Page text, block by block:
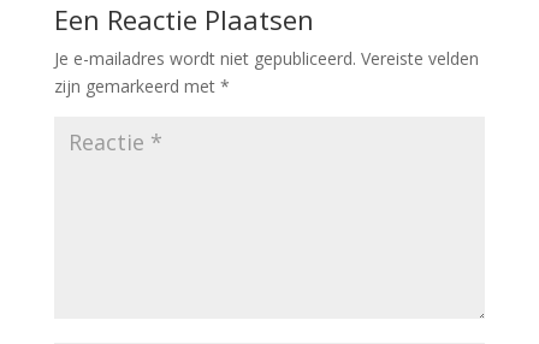
Een Reactie Plaatsen
Je e-mailadres wordt niet gepubliceerd. Vereiste velden
zijn gemarkeerd met *